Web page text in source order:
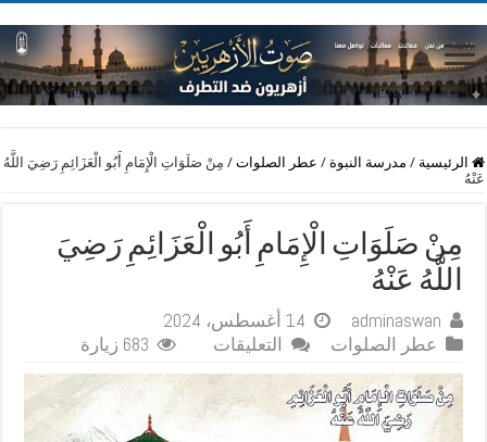
الرئيسية / مدرسة النبوة / عطر الصلوات / مِنْ صَلَوَاتِ الْإِمَامِ أَبُو الْعَزَائِمِ رَضِيَ اللَّهُ
عَنْهُ
مِنْ صَلَوَاتِ الْإِمَامِ أَبُو الْعَزَائِمِ رَضِيَ
اللَّهُ عَنْهُ
adminaswan
14 أغسطس، 2024
عطر الصلوات
التعليقات
صَلَوَاتِ
الْإِمَامِ
683 زيارة